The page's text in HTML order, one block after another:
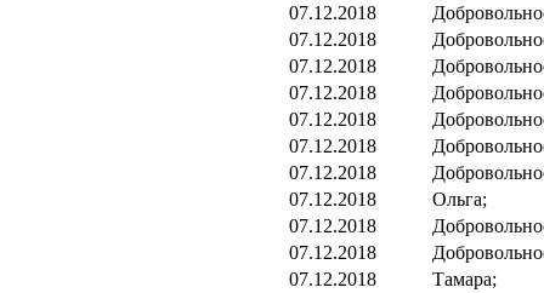
07.12.2018
07.12.2018
07.12.2018
07.12.2018
07.12.2018
07.12.2018
07.12.2018
07.12.2018
Ольга;
07.12.2018
07.12.2018
07.12.2018
Тамара;